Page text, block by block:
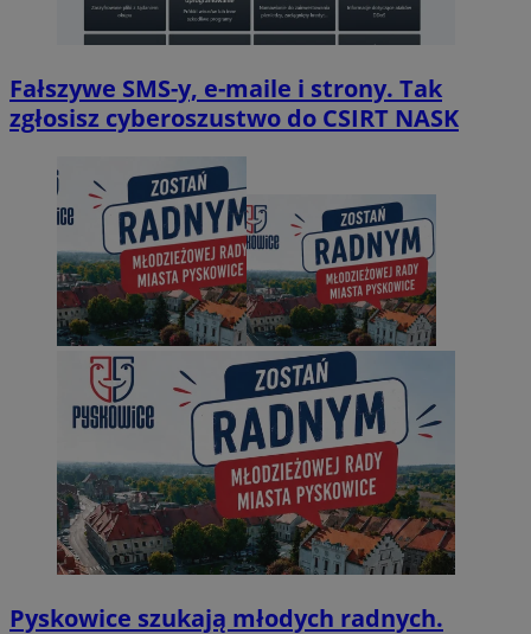
Fałszywe SMS-y, e-maile i strony. Tak
zgłosisz cyberoszustwo do CSIRT NASK
Pyskowice szukają młodych radnych.